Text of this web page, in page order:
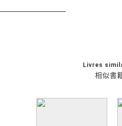
相似書
Livres